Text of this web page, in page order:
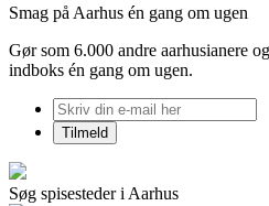
Smag på Aarhus én gang om ugen
Gør som 6.000 andre aarhusianere
indboks én gang om ugen.
Søg spisesteder i Aarhus